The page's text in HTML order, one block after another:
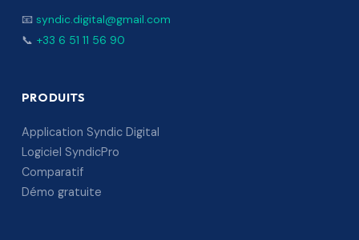
📧 syndic.digital@gmail.com
📞 +33 6 51 11 56 90
PRODUITS
Application Syndic Digital
Logiciel SyndicPro
Comparatif
Démo gratuite